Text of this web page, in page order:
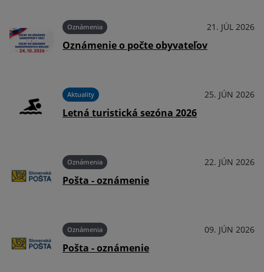
Oznámenia 21. JÚL 2026
Oznámenie o počte obyvateľov
Aktuality 25. JÚN 2026
Letná turistická sezóna 2026
Oznámenia 22. JÚN 2026
Pošta - oznámenie
Oznámenia 09. JÚN 2026
Pošta - oznámenie